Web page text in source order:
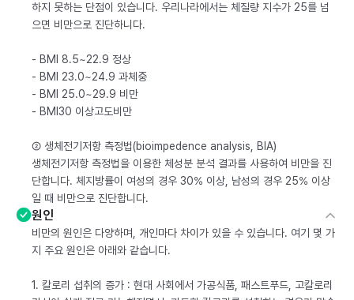
하지 못하는 단점이 있습니다. 우리나라에서는 체질량 지수가 25를 넘
으면 비만으로 진단하니다.
- BMI 8.5~22.9 정상
- BMI 23.0~24.9 과체중
- BMI 25.0~29.9 비만
- BMI30 이상고도비만
② 생체전기저항 측정법(bioimpedence analysis, BIA)
생체전기저항 측정법을 이용한 체성분 분석 결과를 사용하여 비만을 진
단합니다. 체지방률이 여성의 경우 30% 이상, 남성의 경우 25% 이상
일 때 비만으로 진단합니다.
원인
비만의 원인은 다양하며, 개인마다 차이가 있을 수 있습니다. 여기 몇 가
지 주요 원인은 아래와 같습니다.
1. 칼로리 섭취의 증가 : 현대 사회에서 가공식품, 패스트푸드, 고칼로리